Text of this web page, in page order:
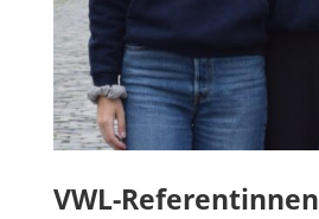
VWL-Referentinnen